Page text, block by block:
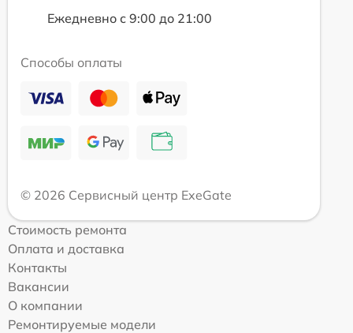
Ежедневно с 9:00 до 21:00
Способы оплаты
© 2026 Сервисный центр ExeGate
Стоимость ремонта
Оплата и доставка
Контакты
Вакансии
О компании
Ремонтируемые модели